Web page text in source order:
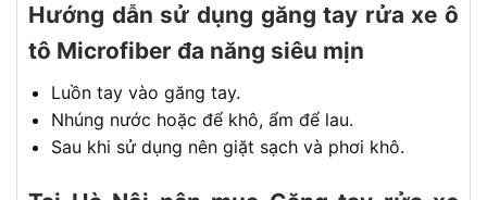
Hướng dẫn sử dụng găng tay rửa xe ô
tô Microfiber đa năng siêu mịn
Luồn tay vào găng tay.
Nhúng nước hoặc để khô, ẩm để lau.
Sau khi sử dụng nên giặt sạch và phơi khô.